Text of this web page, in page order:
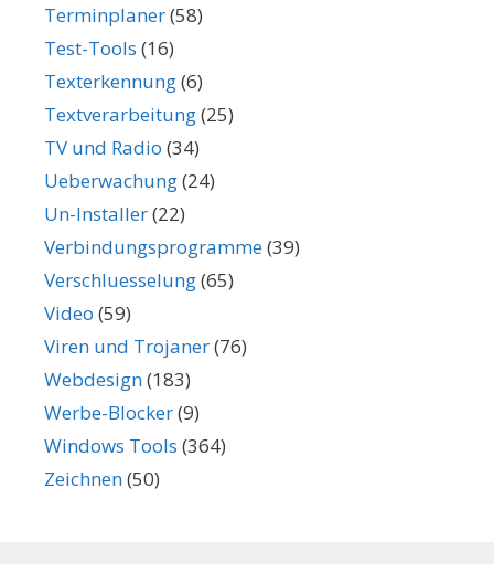
Terminplaner(58)
Test-Tools (16)
Texterkennung(6)
Textverarbeitung(25)
TV und Radio (34)
Ueberwachung(24)
Un-Installer(22)
Verbindungsprogramme(39)
Verschluesselung(65)
Video (59)
Viren und Trojaner(76)
Webdesign(183)
Werbe-Blocker(9)
Windows Tools (364)
Zeichnen(50)